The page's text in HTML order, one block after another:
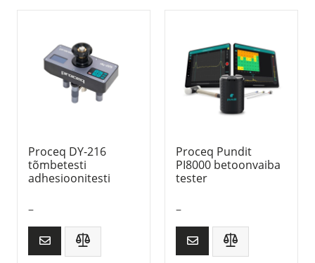
Proceq DY-216
tõmbetesti
adhesioonitesti
–
Proceq Pundit
PI8000 betoonvaiba
tester
–